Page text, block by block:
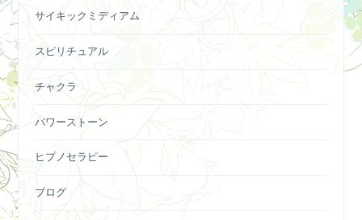
サイキックミディアム
スピリチュアル
チャクラ
パワーストーン
ヒプノセラピー
ブログ